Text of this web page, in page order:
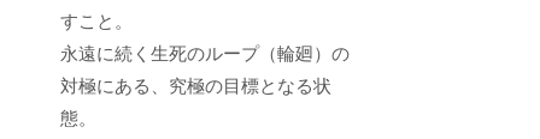
すこと。
永遠に続く生死のループ（輪廻）の
対極にある、究極の目標となる状
態。